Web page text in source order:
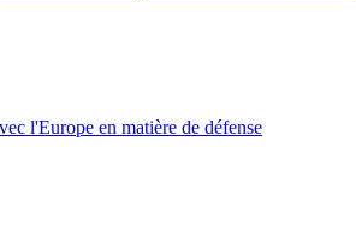
l'Europe en matière de défense